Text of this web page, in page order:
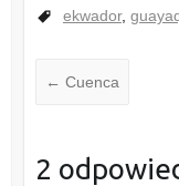
ekwador,
← Cuenca
2